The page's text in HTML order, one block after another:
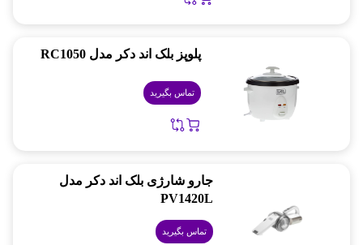
پلوپز بلک اند دکر مدل RC1050
تماس بگیرید
جارو شارژی بلک اند دکر مدل
PV1420L
تماس بگیرید